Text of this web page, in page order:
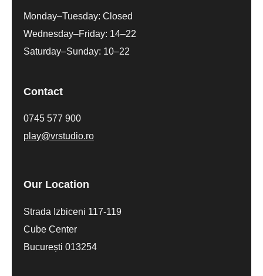
Monday–Tuesday: Closed
Wednesday–Friday: 14–22
Saturday–Sunday: 10–22
Contact
0745 577 900
play@vrstudio.ro
Our Location
Strada Izbiceni 117-119
Cube Center
București 013254